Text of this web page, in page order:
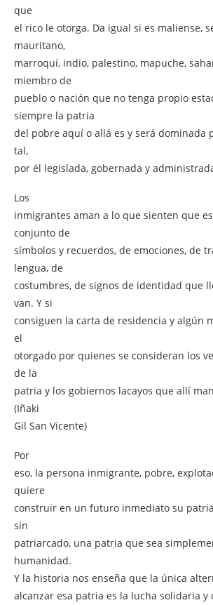
que
el rico le otorga. Da igual si es maliense,
mauritano,
marroquí, indio, palestino, mapuche,
miembro de
pueblo o nación que no tenga propio
siempre la patria
del pobre aquí o allá es y será dominada
tal,
por él legislada, gobernada y
Los
inmigrantes aman a lo que sienten que
conjunto de
símbolos y recuerdos, de emociones, de
lengua, de
costumbres, de signos de identidad que
van. Y si
consiguen la carta de residencia y algún
el
otorgado por quienes se consideran los
de la
patria y los gobiernos lacayos que allí
(Iñaki
Gil San Vicente)
Por
eso, la persona inmigrante, pobre,
quiere
construir en un futuro inmediato su
sin
patriarcado, una patria que sea
humanidad.
Y la historia nos enseña que la única
alcanzar esa patria es la lucha solidaria y